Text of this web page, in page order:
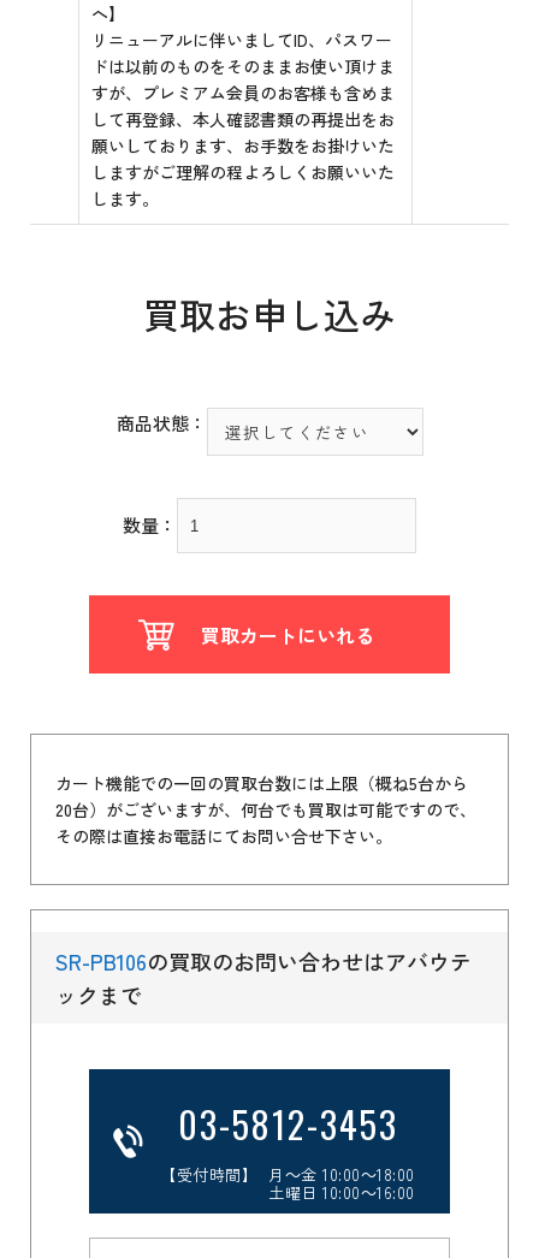
へ】
リニューアルに伴いましてID、パスワー
ドは以前のものをそのままお使い頂けま
すが、プレミアム会員のお客様も含めま
して再登録、本人確認書類の再提出をお
願いしております、お手数をお掛けいた
しますがご理解の程よろしくお願いいた
します。
買取お申し込み
商品状態：
数量：
買取カートにいれる
カート機能での一回の買取台数には上限（概ね5台から
20台）がございますが、何台でも買取は可能ですので、
その際は直接お電話にてお問い合せ下さい。
SR-PB106の買取のお問い合わせはアバウテ
ックまで
03-5812-3453
【受付時間】 月～金 10:00～18:00
土曜日 10:00～16:00